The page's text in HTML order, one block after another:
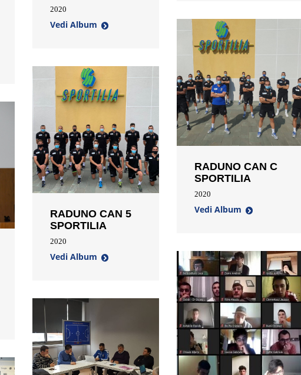
2020
Vedi Album
RADUNO CAN C
SPORTILIA
2020
Vedi Album
RADUNO CAN 5
SPORTILIA
2020
Vedi Album